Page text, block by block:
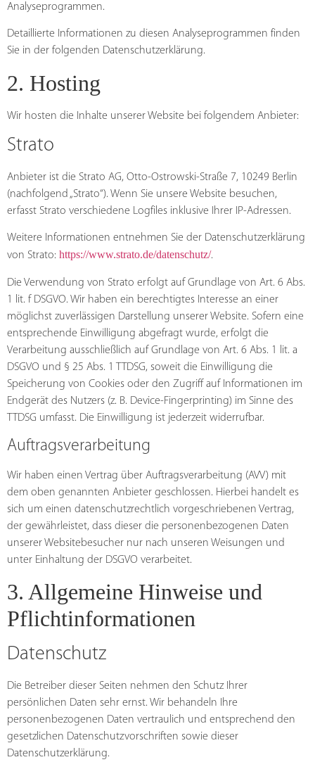
Analyseprogrammen.
Detaillierte Informationen zu diesen Analyseprogrammen finden
Sie in der folgenden Datenschutzerklärung.
2. Hosting
Wir hosten die Inhalte unserer Website bei folgendem Anbieter:
Strato
Anbieter ist die Strato AG, Otto-Ostrowski-Straße 7, 10249 Berlin
(nachfolgend „Strato“). Wenn Sie unsere Website besuchen,
erfasst Strato verschiedene Logfiles inklusive Ihrer IP-Adressen.
Weitere Informationen entnehmen Sie der Datenschutzerklärung
von Strato: https://www.strato.de/datenschutz/.
Die Verwendung von Strato erfolgt auf Grundlage von Art. 6 Abs.
1 lit. f DSGVO. Wir haben ein berechtigtes Interesse an einer
möglichst zuverlässigen Darstellung unserer Website. Sofern eine
entsprechende Einwilligung abgefragt wurde, erfolgt die
Verarbeitung ausschließlich auf Grundlage von Art. 6 Abs. 1 lit. a
DSGVO und § 25 Abs. 1 TTDSG, soweit die Einwilligung die
Speicherung von Cookies oder den Zugriff auf Informationen im
Endgerät des Nutzers (z. B. Device-Fingerprinting) im Sinne des
TTDSG umfasst. Die Einwilligung ist jederzeit widerrufbar.
Auftragsverarbeitung
Wir haben einen Vertrag über Auftragsverarbeitung (AVV) mit
dem oben genannten Anbieter geschlossen. Hierbei handelt es
sich um einen datenschutzrechtlich vorgeschriebenen Vertrag,
der gewährleistet, dass dieser die personenbezogenen Daten
unserer Websitebesucher nur nach unseren Weisungen und
unter Einhaltung der DSGVO verarbeitet.
3. Allgemeine Hinweise und
Pflicht­informationen
Datenschutz
Die Betreiber dieser Seiten nehmen den Schutz Ihrer
persönlichen Daten sehr ernst. Wir behandeln Ihre
personenbezogenen Daten vertraulich und entsprechend den
gesetzlichen Datenschutzvorschriften sowie dieser
Datenschutzerklärung.